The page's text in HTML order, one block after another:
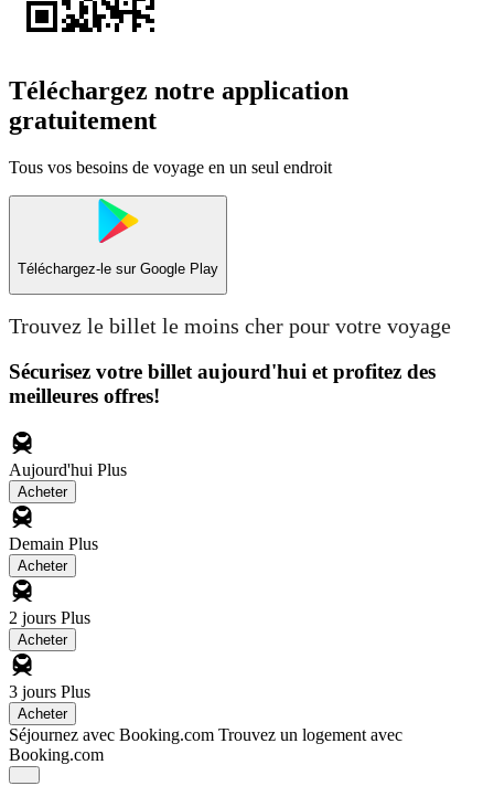
Téléchargez notre application
gratuitement
Tous vos besoins de voyage en un seul endroit
Téléchargez-le sur Google Play
Trouvez le billet le moins cher pour votre voyage
Sécurisez votre billet aujourd'hui et profitez des
meilleures offres!
Aujourd'hui Plus
Acheter
Demain Plus
Acheter
2 jours Plus
Acheter
3 jours Plus
Acheter
Séjournez avec Booking.com Trouvez un logement avec
Booking.com